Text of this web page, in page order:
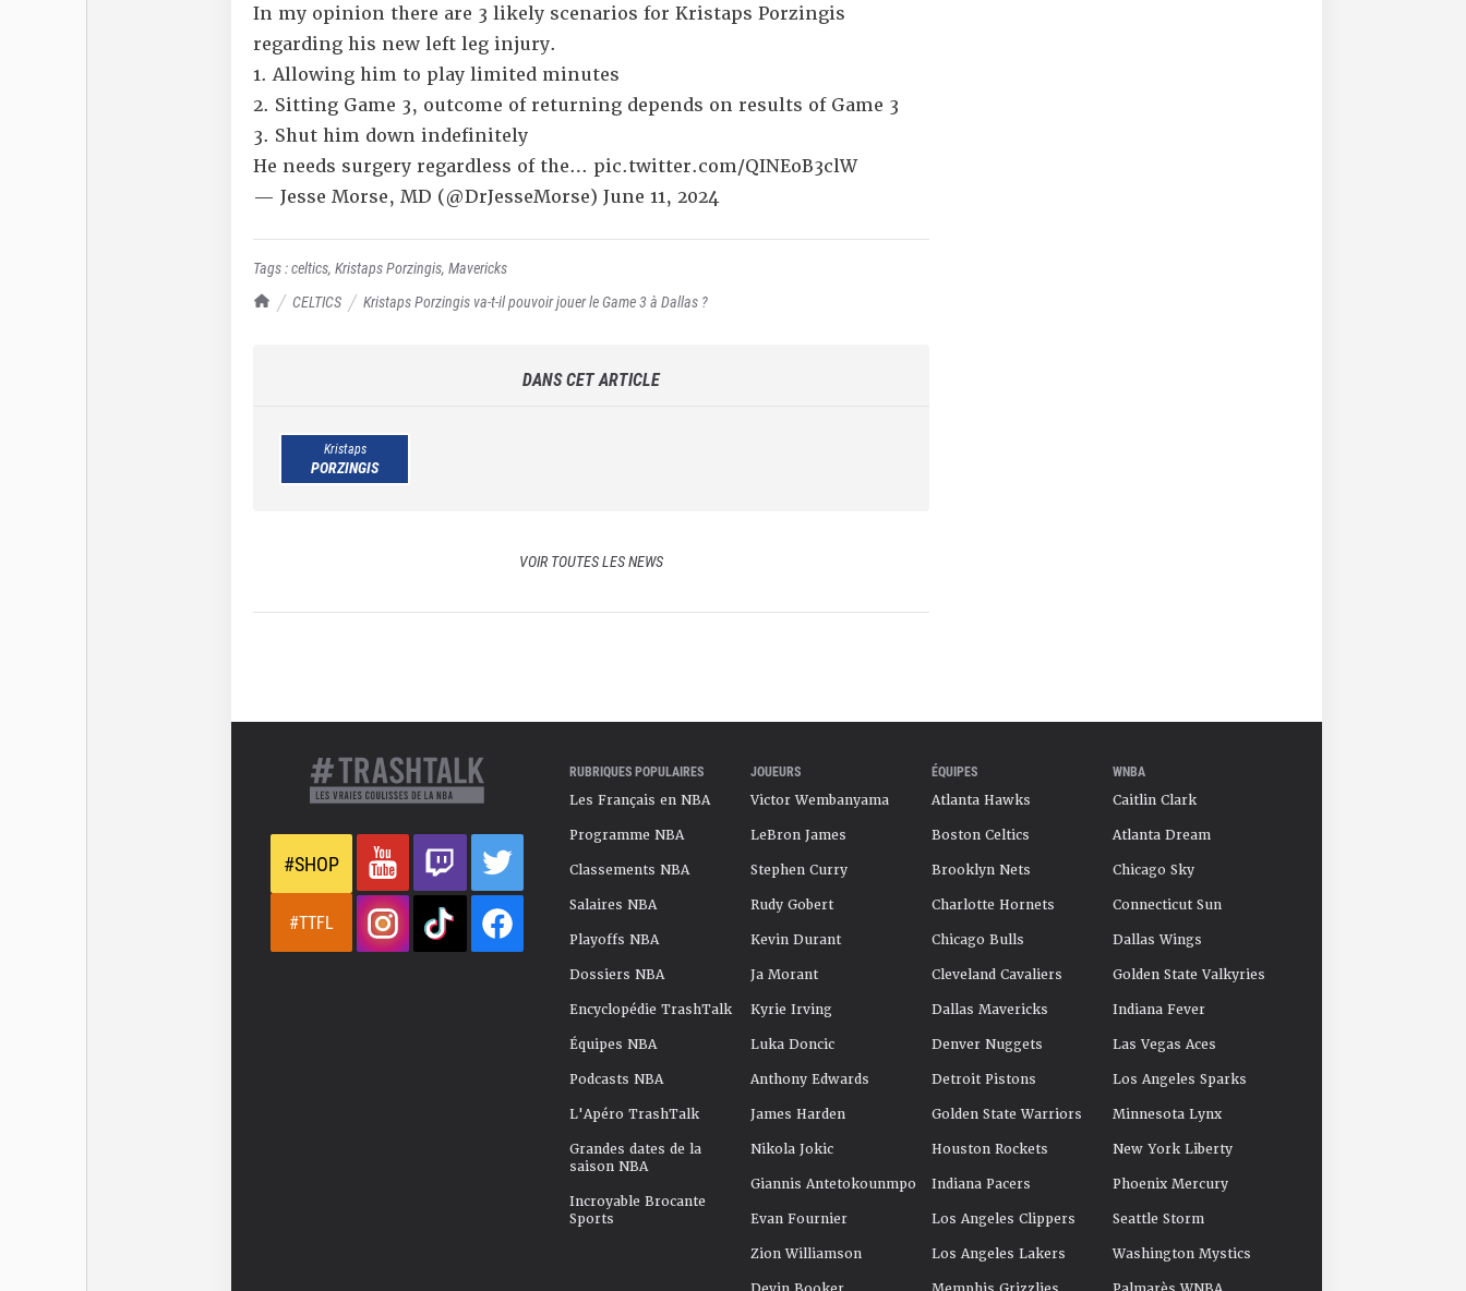
TrashTalk Actu NBA
CELTICS Kristaps Porzingis va-t-il pouvoir jouer le Game 3 à Dallas ?
In my opinion there are 3 likely scenarios for Kristaps Porzingis
regarding his new left leg injury.
1. Allowing him to play limited minutes
2. Sitting Game 3, outcome of returning depends on results of Game 3
3. Shut him down indefinitely
He needs surgery regardless of the… pic.twitter.com/QINEoB3clW
— Jesse Morse, MD (@DrJesseMorse) June 11, 2024
Tags :celtics, Kristaps Porzingis, Mavericks
DANS CET ARTICLE
Kristaps
PORZINGIS
VOIR TOUTES LES NEWS
#SHOP
#TTFL
RUBRIQUES POPULAIRES
Les Français en NBA
Programme NBA
Classements NBA
Salaires NBA
Playoffs NBA
Dossiers NBA
Encyclopédie TrashTalk
Équipes NBA
Podcasts NBA
L'Apéro TrashTalk
Grandes dates de la
saison NBA
Incroyable Brocante
Sports
JOUEURS
Victor Wembanyama
LeBron James
Stephen Curry
Rudy Gobert
Kevin Durant
Ja Morant
Kyrie Irving
Luka Doncic
Anthony Edwards
James Harden
Nikola Jokic
Giannis Antetokounmpo
Evan Fournier
Zion Williamson
ÉQUIPES
Atlanta Hawks
Boston Celtics
Brooklyn Nets
Charlotte Hornets
Chicago Bulls
Cleveland Cavaliers
Dallas Mavericks
Denver Nuggets
Detroit Pistons
Golden State Warriors
Houston Rockets
Indiana Pacers
Los Angeles Clippers
Los Angeles Lakers
WNBA
Caitlin Clark
Atlanta Dream
Chicago Sky
Connecticut Sun
Dallas Wings
Golden State Valkyries
Indiana Fever
Las Vegas Aces
Los Angeles Sparks
Minnesota Lynx
New York Liberty
Phoenix Mercury
Seattle Storm
Washington Mystics